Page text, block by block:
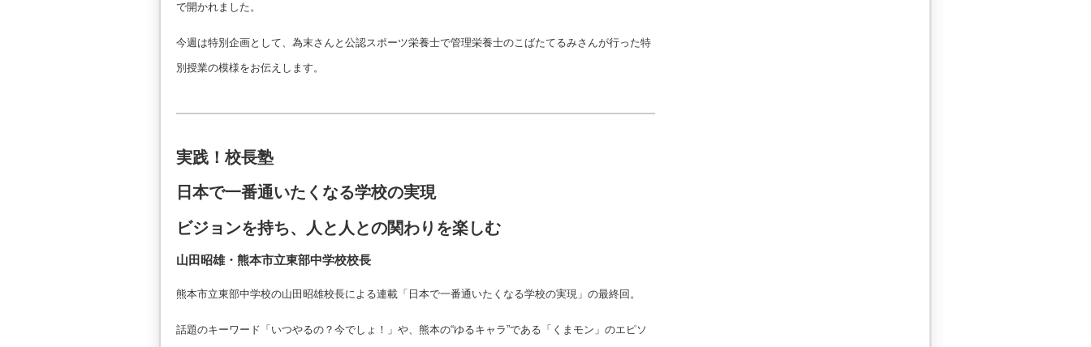
で開かれました。
今週は特別企画として、為末さんと公認スポーツ栄養士で管理栄養士のこばたてるみさんが行った特
別授業の模様をお伝えします。
実践！校長塾
日本で一番通いたくなる学校の実現
ビジョンを持ち、人と人との関わりを楽しむ
山田昭雄・熊本市立東部中学校校長
熊本市立東部中学校の山田昭雄校長による連載「日本で一番通いたくなる学校の実現」の最終回。
話題のキーワード「いつやるの？今でしょ！」や、熊本の“ゆるキャラ”である「くまモン」のエピソ